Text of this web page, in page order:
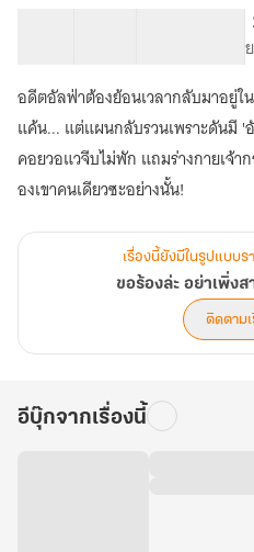
2
อดีตอัลฟ่าต้องย้อนเวลากลับมาอยู่ใ
แค้น... แต่แผนกลับรวนเพราะดันมี
คอยวอแวจีบไม่พัก แถมร่างกายเจ้
องเขาคนเดียวซะอย่างนั้น!
เรื่องนี้ยังมีในรูปแบบ
ขอร้องล่ะ อย่าเพิ่ง
ติดตาม
อีบุ๊กจากเรื่องนี้